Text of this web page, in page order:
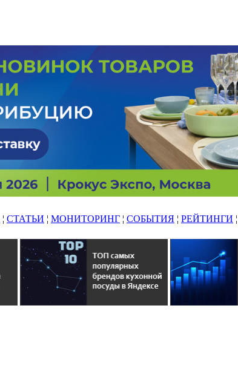
¦ СТАТЬИ ¦ МОНИТОРИНГ ¦ СОБЫТИЯ ¦ РЕЙТИНГИ ¦